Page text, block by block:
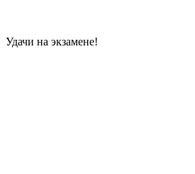
Удачи на экзамене!